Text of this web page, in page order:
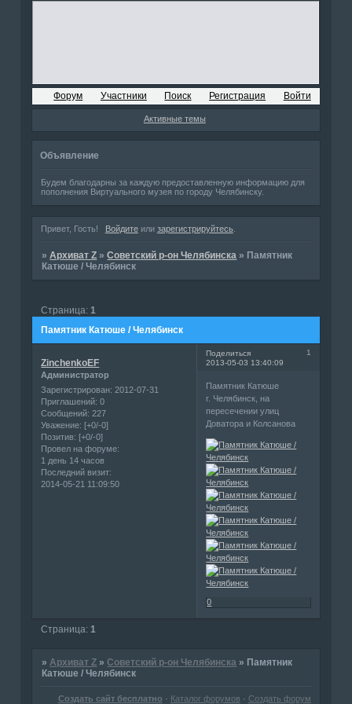
Форум Участники Поиск Регистрация Войти
Активные темы
Объявление
Будем благодарны за каждую предоставленную информацию для
пополнения Виртуального музея по городу Челябинску.
Привет, Гость! Войдитеили зарегистрируйтесь.
»Архиват Z »Советский р-он Челябинска » Памятник
Катюше / Челябинск
Памятник Катюше / Челябинск
Страница:1
Поделиться
1
2013-05-03 13:40:09
ZinchenkoEF
Администратор
Зарегистрирован: 2012-07-31
Приглашений: 0
Сообщений: 227
Уважение: [+0/-0]
Позитив: [+0/-0]
Провел на форуме:
1 день 14 часов
Последний визит:
2014-05-21 11:09:50
Памятник Катюше
г. Челябинск, на
пересечении улиц
Доватора и Колсанова
0
Страница:1
»Архиват Z »Советский р-он Челябинска » Памятник
Катюше / Челябинск
Создать сайт бесплатно · Каталог форумов · Создать форум